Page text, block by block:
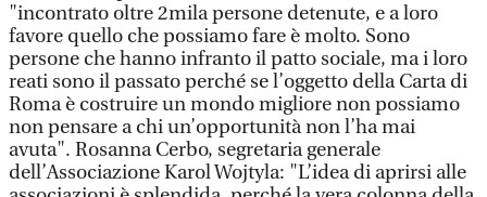
"incontrato oltre 2mila persone detenute, e a loro
favore quello che possiamo fare è molto. Sono
persone che hanno infranto il patto sociale, ma i loro
reati sono il passato perché se l’oggetto della Carta di
Roma è costruire un mondo migliore non possiamo
non pensare a chi un’opportunità non l’ha mai
avuta". Rosanna Cerbo, segretaria generale
dell’Associazione Karol Wojtyla: "L’idea di aprirsi alle